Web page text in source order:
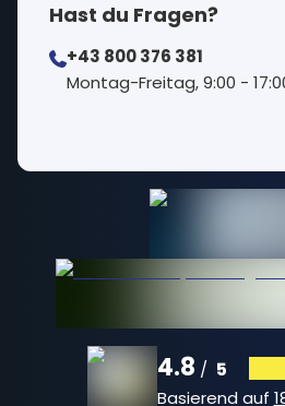
Hast du Fragen?
+43 800 376 381
⁠Montag-Freitag, 9:00 -
4.8 / 5
Basierend auf